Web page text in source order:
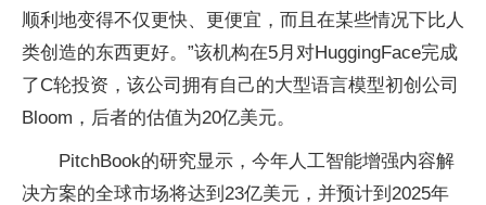
顺利地变得不仅更快、更便宜，而且在某些情况下比人
类创造的东西更好。”该机构在5月对HuggingFace完成
了C轮投资，该公司拥有自己的大型语言模型初创公司
Bloom，后者的估值为20亿美元。
PitchBook的研究显示，今年人工智能增强内容解
决方案的全球市场将达到23亿美元，并预计到2025年